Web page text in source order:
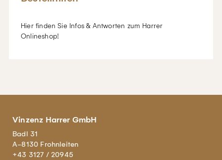
Hier finden Sie Infos & Antworten zum Harrer
Onlineshop!
Vinzenz Harrer GmbH
Badl 31
A-8130 Frohnleiten
+43 3127 / 20945